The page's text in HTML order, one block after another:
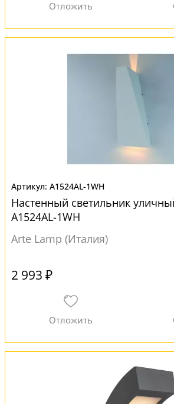
A1524AL-1WH
Настенный светильник
A1524AL-1WH
Arte Lamp (Италия)
2 993 ₽